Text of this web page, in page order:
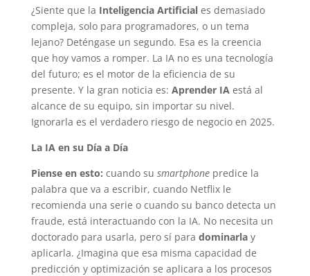
¿Siente que la Inteligencia Artificiales demasiado
compleja, solo para programadores, o un tema
lejano? Deténgase un segundo. Esa es la creencia
que hoy vamos a romper. La IA no es una tecnología
del futuro; es el motor de la eficiencia de su
presente. Y la gran noticia es: Aprender IAestá al
alcance de su equipo, sin importar su nivel.
Ignorarla es el verdadero riesgo de negocio en 2025.
La IA en su Día a Día
Piense en esto: cuando su smartphonepredice la
palabra que va a escribir, cuando Netflix le
recomienda una serie o cuando su banco detecta un
fraude, está interactuando con la IA. No necesita un
doctorado para usarla, pero sí para dominarlay
aplicarla. ¿Imagina que esa misma capacidad de
predicción y optimización se aplicara a los procesos